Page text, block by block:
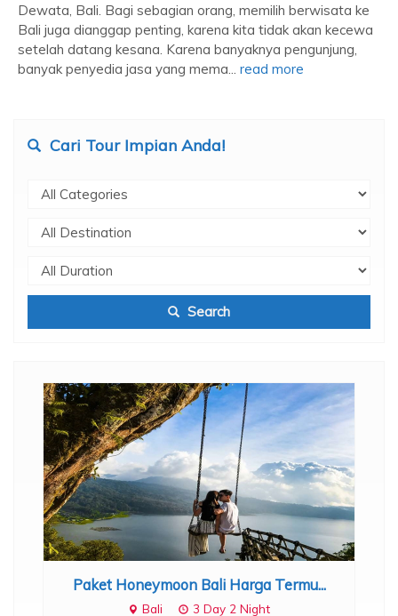
Dewata, Bali. Bagi sebagian orang, memilih berwisata ke
Bali juga dianggap penting, karena kita tidak akan kecewa
setelah datang kesana. Karena banyaknya pengunjung,
banyak penyedia jasa yang mema... read more
Cari Tour Impian Anda!
Search
Paket Honeymoon Bali Harga Termu...
Bali 3 Day 2 Night